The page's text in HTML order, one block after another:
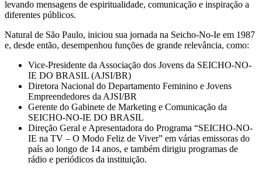
levando mensagens de espiritualidade, comunicação e inspiração a
diferentes públicos.
Natural de São Paulo, iniciou sua jornada na Seicho-No-Ie em 1987
e, desde então, desempenhou funções de grande relevância, como:
Vice-Presidente da Associação dos Jovens da SEICHO-NO-
IE DO BRASIL (AJSI/BR)
Diretora Nacional do Departamento Feminino e Jovens
Empreendedores da AJSI/BR
Gerente do Gabinete de Marketing e Comunicação da
SEICHO-NO-IE DO BRASIL
Direção Geral e Apresentadora do Programa “SEICHO-NO-
IE na TV – O Modo Feliz de Viver” em várias emissoras do
país ao longo de 14 anos, e também dirigiu programas de
rádio e periódicos da instituição.